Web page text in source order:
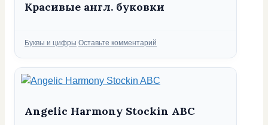
Красивые англ. буковки
Рубрики
Буквы и цифры Оставьте комментарий
Angelic Harmony Stockin ABC